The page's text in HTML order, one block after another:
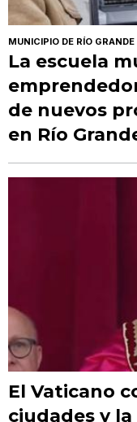
MUNICIPIO DE RÍO GRANDE
La escuela
de nuevos
en Río
El Vaticano
ciudades y